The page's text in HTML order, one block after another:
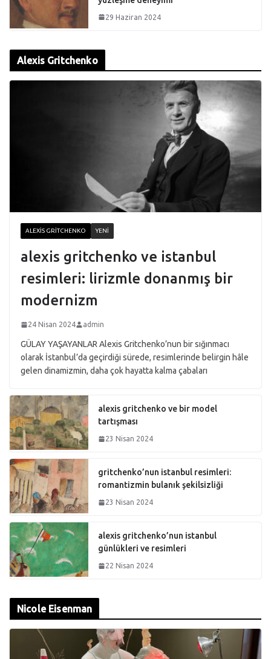
29 Haziran 2024
Alexis Gritchenko
ALEXIS GRITCHENKO YENI
alexis gritchenko ve istanbul
resimleri: lirizmle donanmış bir
modernizm
24 Nisan 2024 admin
GÜLAY YAŞAYANLAR Alexis Gritchenko’nun bir sığınmacı
olarak İstanbul’da geçirdiği sürede, resimlerinde belirgin hâle
gelen dinamizmin, daha çok hayatta kalma çabaları
alexis gritchenko ve bir model
tartışması
23 Nisan 2024
gritchenko’nun istanbul resimleri:
romantizmin bulanık şekilsizliği
23 Nisan 2024
alexis gritchenko’nun istanbul
günlükleri ve resimleri
22 Nisan 2024
Nicole Eisenman